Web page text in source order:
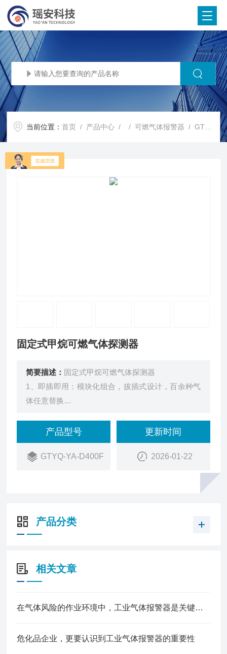
当前位置：首页 / 产品中心 / /可燃气体报警器 / GTYQ-YA-D400F固定式甲烷可燃气体探测器
固定式甲烷可燃气体探测器
简要描述： 固定式甲烷可燃气体探测器
1、即插即用：模块化组合，拔插式设计，百余种气
体任意替换
全隐患及时发现
3、免校准模组：免校准传感器模组，可直接替换，
无需重新标气
4、寿命自动检测：传感器寿命自动检测，到期提示
检测更灵敏，数据更准确
6、双环境防爆：符合气体+粉尘防爆双标准
产品型号
GTYQ-YA-D400F
更新时间
2026-01-22
产品分类
相关文章
在气体风险的作业环境中，工业气体报警器是关键的一道防线
危化品企业，更要认识到工业气体报警器的重要性